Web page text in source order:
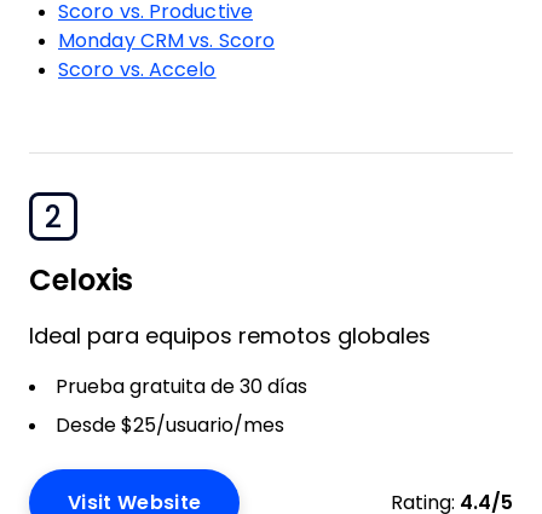
Scoro vs. Productive
Monday CRM vs. Scoro
Scoro vs. Accelo
2
Celoxis
Ideal para equipos remotos globales
Prueba gratuita de 30 días
Desde $25/usuario/mes
Visit Website Rating: 4.4/5